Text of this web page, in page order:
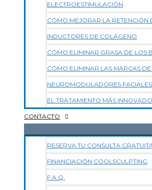
ELECTROESTIMULACIÓN
CÓMO MEJORAR LA RETENCIÓN
INDUCTORES DE COLÁGENO
CÓMO ELIMINAR GRASA DE LOS
CÓMO ELIMINAR LAS MARCAS
NEUROMODULADORES FACIALES
EL TRATAMIENTO MÁS
CONTACTO
RESERVA TU CONSULTA
FINANCIACIÓN COOLSCULPTING
F.A.Q.